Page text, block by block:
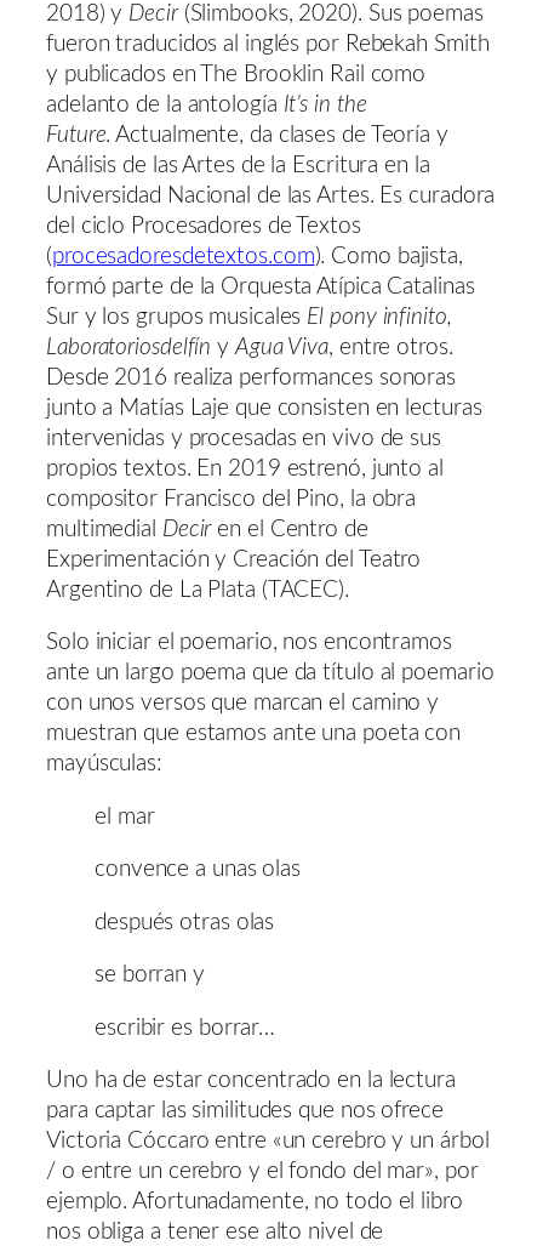
2018) y Decir(Slimbooks, 2020). Sus poemas
fueron traducidos al inglés por Rebekah Smith
y publicados en The Brooklin Rail como
adelanto de la antología It’s in the
Future. Actualmente, da clases de Teoría y
Análisis de las Artes de la Escritura en la
Universidad Nacional de las Artes. Es curadora
del ciclo Procesadores de Textos
(procesadoresdetextos.com). Como bajista,
formó parte de la Orquesta Atípica Catalinas
Sur y los grupos musicales El pony infinito,
Laboratoriosdelfín yAgua Viva, entre otros.
Desde 2016 realiza performances sonoras
junto a Matías Laje que consisten en lecturas
intervenidas y procesadas en vivo de sus
propios textos. En 2019 estrenó, junto al
compositor Francisco del Pino, la obra
multimedial Deciren el Centro de
Experimentación y Creación del Teatro
Argentino de La Plata (TACEC).
Solo iniciar el poemario, nos encontramos
ante un largo poema que da título al poemario
con unos versos que marcan el camino y
muestran que estamos ante una poeta con
mayúsculas:
el mar
convence a unas olas
después otras olas
se borran y
escribir es borrar…
Uno ha de estar concentrado en la lectura
para captar las similitudes que nos ofrece
Victoria Cóccaro entre «un cerebro y un árbol
/ o entre un cerebro y el fondo del mar», por
ejemplo. Afortunadamente, no todo el libro
nos obliga a tener ese alto nivel de